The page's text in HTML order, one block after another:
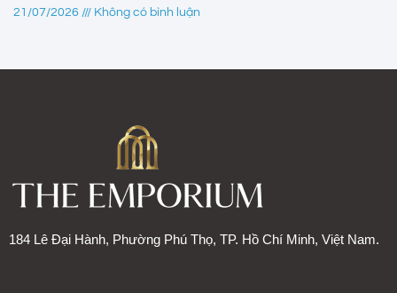
21/07/2026 Không có bình luận
184 Lê Đại Hành, Phường Phú Thọ, TP. Hồ Chí Minh, Việt Nam.